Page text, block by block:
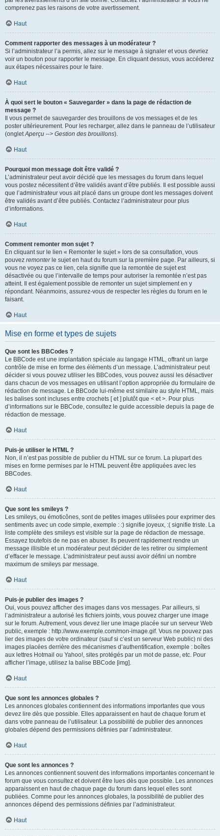
comprenez pas les raisons de votre avertissement.
Haut
Comment rapporter des messages à un modérateur ?
Si l’administrateur l’a permis, allez sur le message à signaler et vous devriez
voir un bouton pour rapporter le message. En cliquant dessus, vous accéderez
aux étapes nécessaires pour le faire.
Haut
À quoi sert le bouton « Sauvegarder » dans la page de rédaction de
message ?
Il vous permet de sauvegarder des brouillons de vos messages et de les
poster ultérieurement. Pour les recharger, allez dans le panneau de l’utilisateur
(ongletAperçu --> Gestion des brouillons).
Haut
Pourquoi mon message doit être validé ?
L’administrateur peut avoir décidé que les messages du forum dans lequel
vous postez nécessitent d’être validés avant d’être publiés. Il est possible aussi
que l’administrateur vous ait placé dans un groupe dont les messages doivent
être validés avant d’être publiés. Contactez l’administrateur pour plus
d’informations.
Haut
Comment remonter mon sujet ?
En cliquant sur le lien « Remonter le sujet » lors de sa consultation, vous
pouvez remonterle sujet en haut du forum sur la première page. Par ailleurs, si
vous ne voyez pas ce lien, cela signifie que la remontée de sujet est
désactivée ou que l’intervalle de temps pour autoriser la remontée n’est pas
atteint. Il est également possible de remonter un sujet simplement en y
répondant. Néanmoins, assurez-vous de respecter les règles du forum en le
faisant.
Haut
Mise en forme et types de sujets
Que sont les BBCodes ?
Le BBCode est une implantation spéciale au langage HTML, offrant un large
contrôle de mise en forme des éléments d’un message. L’administrateur peut
décider si vous pouvez utiliser les BBCodes, vous pouvez aussi les désactiver
dans chacun de vos messages en utilisant l’option appropriée du formulaire de
rédaction de message. Le BBCode lui-même est similaire au style HTML, mais
les balises sont incluses entre crochets [ et ] plutôt que < et >. Pour plus
d’informations sur le BBCode, consultez le guide accessible depuis la page de
rédaction de message.
Haut
Puis-je utiliser le HTML ?
Non, il n’est pas possible de publier du HTML sur ce forum. La plupart des
mises en forme permises par le HTML peuvent être appliquées avec les
BBCodes.
Haut
Que sont les smileys ?
Les smileys, ou émoticônes, sont de petites images utilisées pour exprimer des
sentiments avec un code simple, exemple : :) signifie joyeux, :( signifie triste. La
liste complète des smileys est visible sur la page de rédaction de message.
Essayez toutefois de ne pas en abuser. Ils peuvent rapidement rendre un
message illisible et un modérateur peut décider de les retirer ou simplement
d’effacer le message. L’administrateur peut aussi avoir défini un nombre
maximum de smileys par message.
Haut
Puis-je publier des images ?
Oui, vous pouvez afficher des images dans vos messages. Par ailleurs, si
l’administrateur a autorisé les fichiers joints, vous pouvez charger une image
sur le forum. Autrement, vous devez lier une image placée sur un serveur Web
public, exemple : http://www.exemple.com/mon-image.gif. Vous ne pouvez pas
lier des images de votre ordinateur (sauf si c’est un serveur Web public) ni des
images placées derrière des mécanismes d’authentification, exemple : boîtes
aux lettres Hotmail ou Yahoo!, sites protégés par un mot de passe, etc. Pour
afficher l’image, utilisez la balise BBCode [img].
Haut
Que sont les annonces globales ?
Les annonces globales contiennent des informations importantes que vous
devez lire dès que possible. Elles apparaissent en haut de chaque forum et
dans votre panneau de l’utilisateur. La possibilité de publier des annonces
globales dépend des permissions définies par l’administrateur.
Haut
Que sont les annonces ?
Les annonces contiennent souvent des informations importantes concernant le
forum que vous consultez et doivent être lues dès que possible. Les annonces
apparaissent en haut de chaque page du forum dans lequel elles sont
publiées. Comme pour les annonces globales, la possibilité de publier des
annonces dépend des permissions définies par l’administrateur.
Haut